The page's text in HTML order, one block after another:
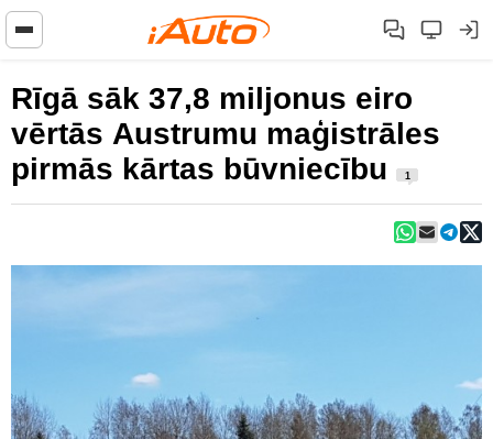
Rīgā sāk 37,8 miljonus eiro
vērtās Austrumu maģistrāles
pirmās kārtas būvniecību
1